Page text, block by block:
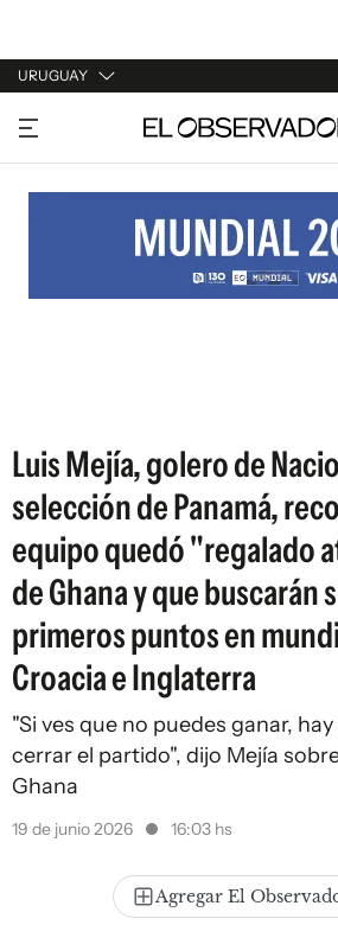
URUGUAY
URUGUAY
ARGENTINA
ESTADOS UNIDOS
Luis Mejía, golero de
selección de Panamá,
equipo quedó "regalado
de Ghana y que buscarán
primeros puntos en
Croacia e Inglaterra
"Si ves que no puedes ganar,
cerrar el partido", dijo Mejía
Ghana
19 de junio 2026 16:03 hs
Agregar El